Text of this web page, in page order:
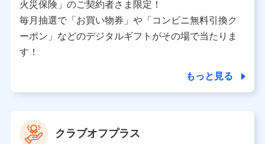
株式会社NTTドコモ 代表取締役社長 前田 義晃
東京都中央区日本橋人形町2-14-10 アーバンネット日
本橋ビル 3F
ソナルデータ憲章」に定める行動原則を順守します 。
※ パーソナルデータダッシュボードの「第三者提供の
火災保険」のご契約者さま限定！
毎月抽選で「お買い物券」や「コンビニ無料引換ク
ーポン」などのデジタルギフトがその場で当たりま
す！
もっと見る
クラブオフプラス